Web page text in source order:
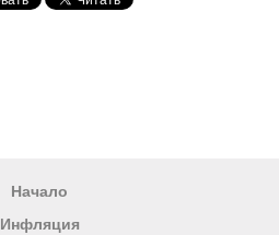
Начало
Инфляция